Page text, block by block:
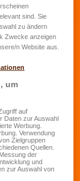
sind. Sie
zu ändern
Zwecke anzeigen
n Website aus.
um
auf
Daten zur Auswahl
Werbung.
Verwendung
Zielgruppen
Quellen.
der
und
zur Auswahl von